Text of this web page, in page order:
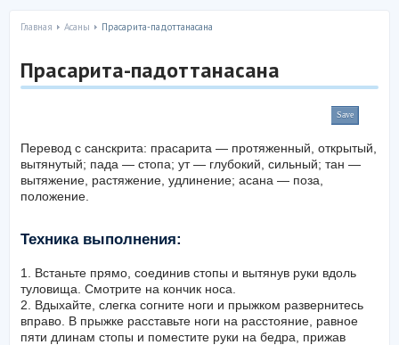
Главная Асаны Прасарита-падоттанасана
Прасарита-падоттанасана
Save
Перевод с санскрита: прасарита — протяженный, открытый,
вытянутый; пада — стопа; ут — глубокий, сильный; тан —
вытяжение, растяжение, удлинение; асана — поза,
положение.
Техника выполнения:
1. Встаньте прямо, соединив стопы и вытянув руки вдоль
туловища. Смотрите на кончик носа.
2. Вдыхайте, слегка согните ноги и прыжком развернитесь
вправо. В прыжке расставьте ноги на расстояние, равное
пяти длинам стопы и поместите руки на бедра, прижав